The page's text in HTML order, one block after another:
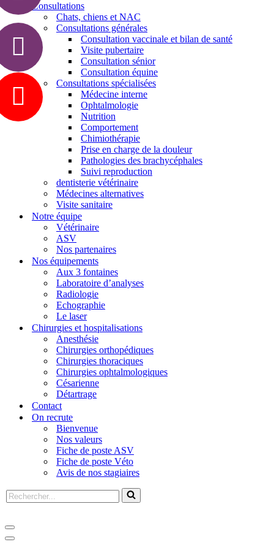
Consultations
Chats, chiens et NAC
Consultations générales
Consultation vaccinale et bilan de santé
Visite pubertaire
Consultation sénior
Consultation équine
Consultations spécialisées
Médecine interne
Ophtalmologie
Nutrition
Comportement
Chimiothérapie
Prise en charge de la douleur
Pathologies des brachycéphales
Suivi reproduction
dentisterie vétérinaire
Médecines alternatives
Visite sanitaire
Notre équipe
Vétérinaire
ASV
Nos partenaires
Nos équipements
Aux 3 fontaines
Laboratoire d’analyses
Radiologie
Echographie
Le laser
Chirurgies et hospitalisations
Anesthésie
Chirurgies orthopédiques
Chirurgies thoraciques
Chirurgies ophtalmologiques
Césarienne
Détartrage
Contact
On recrute
Bienvenue
Nos valeurs
Fiche de poste ASV
Fiche de poste Véto
Avis de nos stagiaires